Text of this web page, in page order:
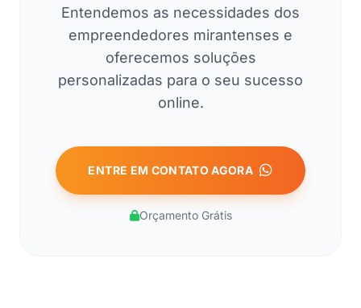
Entendemos as necessidades dos
empreendedores mirantenses e
oferecemos soluções
personalizadas para o seu sucesso
online.
ENTRE EM CONTATO AGORA
Orçamento Grátis